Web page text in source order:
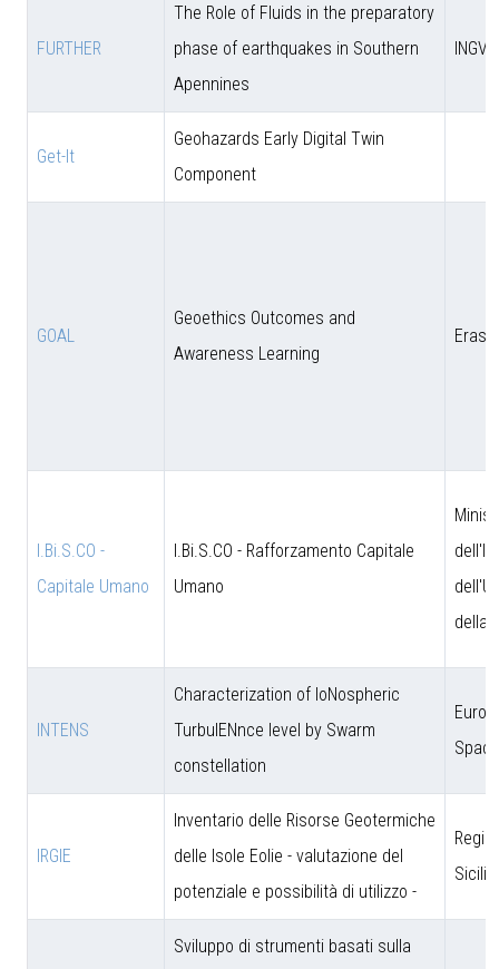
FURTHER
The Role of Fluids in the preparatory
phase of earthquakes in Southern
Apennines
INGV
Get-It
Geohazards Early Digital Twin
Component
GOAL
Geoethics Outcomes and
Awareness Learning
I.Bi.S.CO -
Capitale Umano
I.Bi.S.CO - Rafforzamento Capitale
Umano
della
INTENS
Characterization of IoNospheric
TurbulENnce level by Swarm
constellation
IRGIE
Inventario delle Risorse Geotermiche
delle Isole Eolie - valutazione del
potenziale e possibilità di utilizzo -
Sviluppo di strumenti basati sulla